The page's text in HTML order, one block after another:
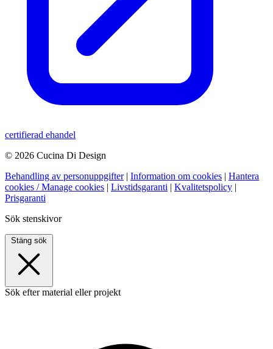
certifierad ehandel
© 2026 Cucina Di Design
Behandling av personuppgifter | Information om cookies | Hantera
cookies / Manage cookies | Livstidsgaranti | Kvalitetspolicy |
Prisgaranti
Sök stenskivor
Stäng sök
Sök efter material eller projekt